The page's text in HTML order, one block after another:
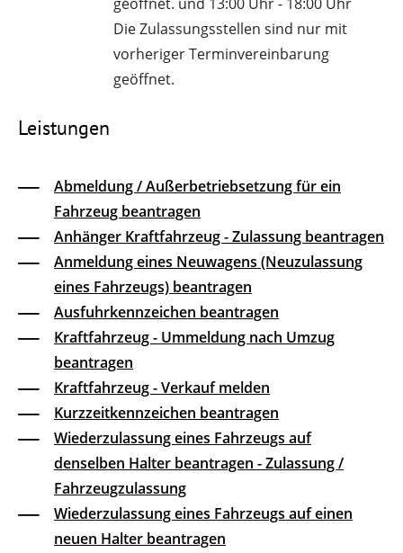
Die Zulassungsstellen sind nur mit
vorheriger Terminvereinbarung
geöffnet.
Leistungen
Abmeldung / Außerbetriebsetzung für ein
Fahrzeug beantragen
Anhänger Kraftfahrzeug - Zulassung beantragen
Anmeldung eines Neuwagens (Neuzulassung
eines Fahrzeugs) beantragen
Ausfuhrkennzeichen beantragen
Kraftfahrzeug - Ummeldung nach Umzug
beantragen
Kraftfahrzeug - Verkauf melden
Kurzzeitkennzeichen beantragen
Wiederzulassung eines Fahrzeugs auf
denselben Halter beantragen - Zulassung /
Fahrzeugzulassung
Wiederzulassung eines Fahrzeugs auf einen
neuen Halter beantragen